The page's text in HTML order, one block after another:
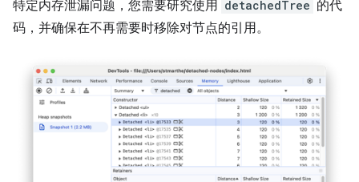
特定内存泄漏问题，您需要研究使用 detachedTree 的代
码，并确保在不再需要时移除对节点的引用。